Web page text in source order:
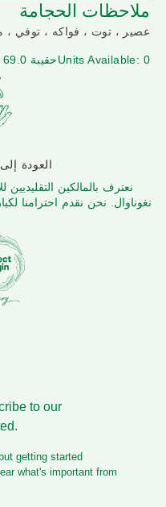
ملاحظات الحجامة
عصير ، توت ، فواكه ، توفي ،
Units Available: 0حقيبة 69.0 كجم
العودة
نعترف بالمالكين
نغوناوال. نحن نقدم احترامنا